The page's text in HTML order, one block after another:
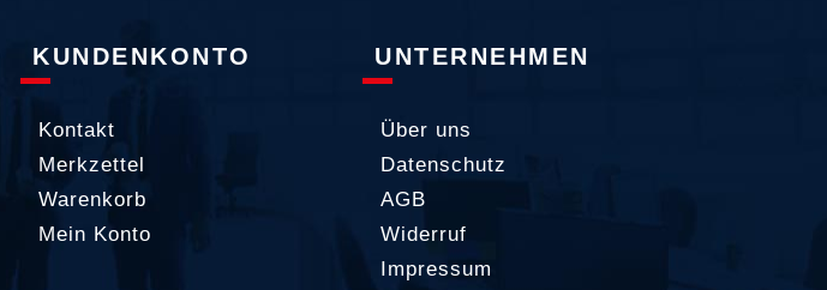
KUNDENKONTO
Kontakt
Merkzettel
Warenkorb
Mein Konto
UNTERNEHMEN
Über uns
Datenschutz
AGB
Widerruf
Impressum